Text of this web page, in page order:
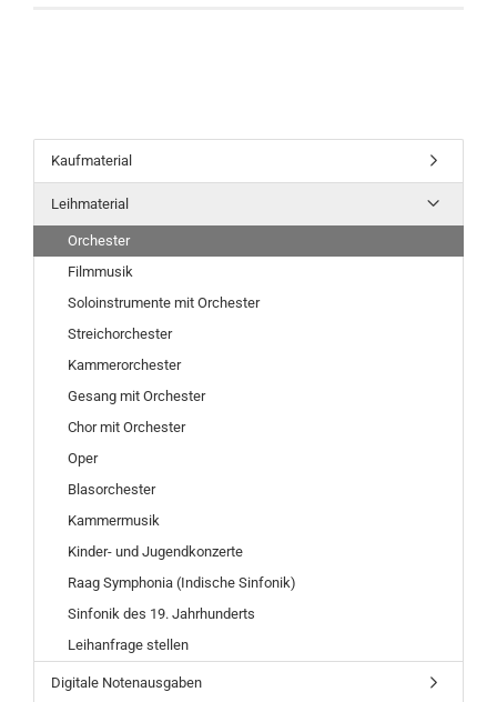
Kaufmaterial
Leihmaterial
Orchester
Filmmusik
Soloinstrumente mit Orchester
Streichorchester
Kammerorchester
Gesang mit Orchester
Chor mit Orchester
Oper
Blasorchester
Kammermusik
Kinder- und Jugendkonzerte
Raag Symphonia (Indische Sinfonik)
Sinfonik des 19. Jahrhunderts
Leihanfrage stellen
Digitale Notenausgaben